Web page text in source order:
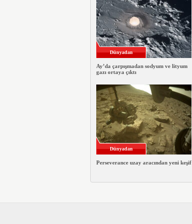
Dünyadan
Ay’da çarpışmadan sodyum ve lityum
gazı ortaya çıktı
Dünyadan
Perseverance uzay aracından yeni keşif